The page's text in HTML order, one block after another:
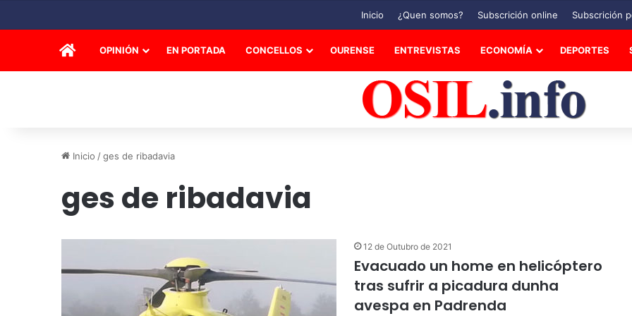
Inicio ¿Quen somos? Subscrición online Subscrición
INICIOOPINIÓN EN PORTADA CONCELLOS OURENSE ENTREVISTAS ECONOMÍA DEPORTES
Inicio /ges de ribadavia
ges de ribadavia
12 de Outubro de 2021
Evacuado un home en helicóptero
tras sufrir a picadura dunha
avespa en Padrenda